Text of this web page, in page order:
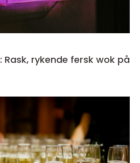
Rask, rykende fersk wok på